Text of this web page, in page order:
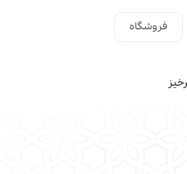
فروشگاه